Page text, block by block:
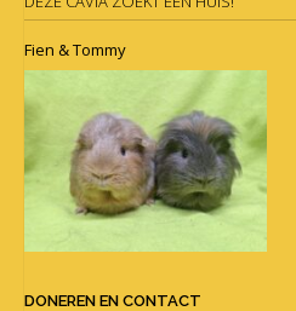
Fien & Tommy
DONEREN EN CONTACT